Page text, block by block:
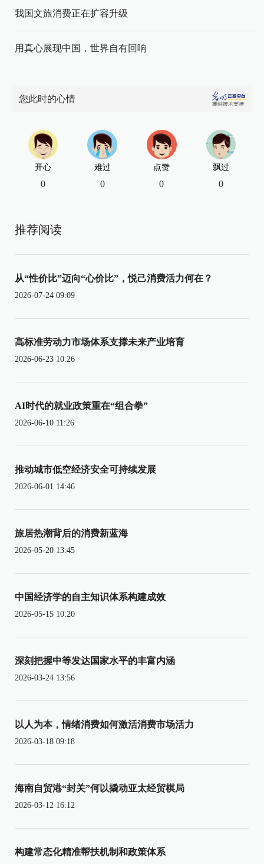
我国文旅消费正在扩容升级
用真心展现中国，世界自有回响
您此时的心情
开心
0
难过
0
点赞
0
飘过
0
推荐阅读
从“性价比”迈向“心价比”，悦己消费活力何在？
2026-07-24 09:09
高标准劳动力市场体系支撑未来产业培育
2026-06-23 10:26
AI时代的就业政策重在“组合拳”
2026-06-10 11:26
推动城市低空经济安全可持续发展
2026-06-01 14:46
旅居热潮背后的消费新蓝海
2026-05-20 13:45
中国经济学的自主知识体系构建成效
2026-05-15 10:20
深刻把握中等发达国家水平的丰富内涵
2026-03-24 13:56
以人为本，情绪消费如何激活消费市场活力
2026-03-18 09:18
海南自贸港“封关”何以撬动亚太经贸棋局
2026-03-12 16:12
构建常态化精准帮扶机制和政策体系